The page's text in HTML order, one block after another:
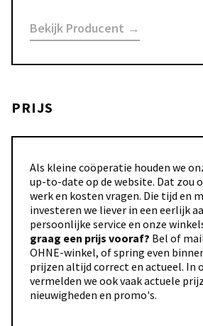
Bekijk Producent →
PRIJS
Als kleine coöperatie houden we
up-to-date op de website. Dat zou
werk en kosten vragen. Die tijd en
investeren we liever in een eerlijk
persoonlijke service en onze
graag een prijs vooraf? Bel of
OHNE-winkel, of spring even
prijzen altijd correct en actueel. In
vermelden we ook vaak actuele
nieuwigheden en promo's.